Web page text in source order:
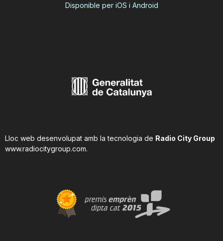
Disponible per iOS i Android
Lloc web desenvolupat amb la tecnologia de Radio City Group
www.radiocitygroup.com.